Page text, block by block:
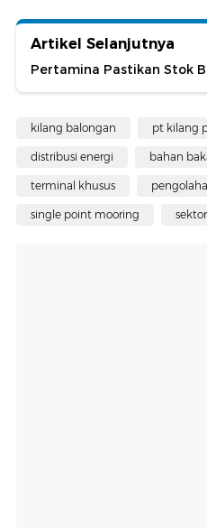
Artikel Selanjutnya
Pertamina Pastikan Stok
kilang balongan pt kilang
distribusi energi bahan
terminal khusus
single point mooring